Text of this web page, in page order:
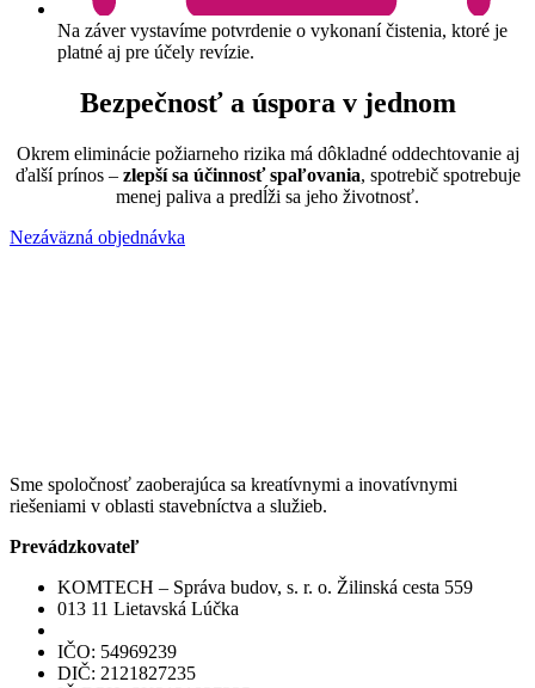
Na záver vystavíme potvrdenie o vykonaní čistenia, ktoré je
platné aj pre účely revízie.
Bezpečnosť a úspora v jednom
Okrem eliminácie požiarneho rizika má dôkladné oddechtovanie aj
ďalší prínos – zlepší sa účinnosť spaľovania, spotrebič spotrebuje
menej paliva a predĺži sa jeho životnosť.
Nezáväzná objednávka
Sme spoločnosť zaoberajúca sa kreatívnymi a inovatívnymi
riešeniami v oblasti stavebníctva a služieb.
Prevádzkovateľ
KOMTECH – Správa budov, s. r. o. Žilinská cesta 559
013 11 Lietavská Lúčka
IČO: 54969239
DIČ: 2121827235